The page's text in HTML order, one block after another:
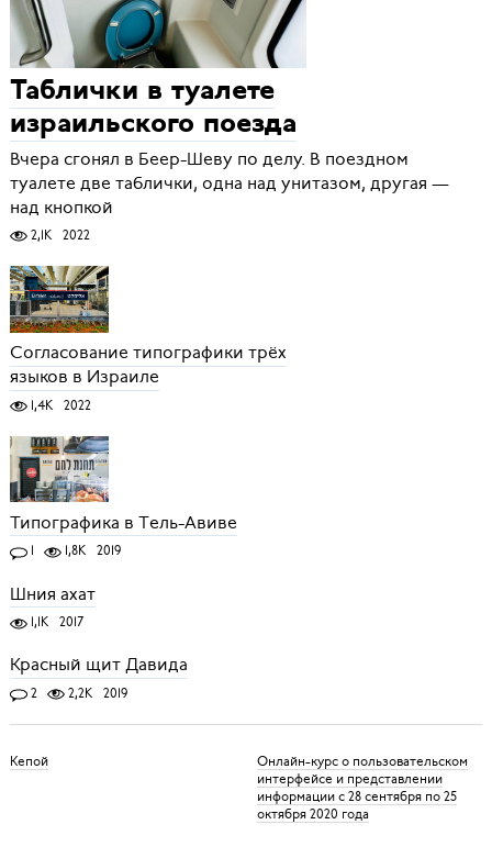
Таблички в туалете
израильского поезда
Вчера сгонял в Беер-Шеву по делу. В поездном
туалете две таблички, одна над унитазом, другая —
над кнопкой
2,1K 2022
Согласование типографики трёх
языков в Израиле
1,4K 2022
Типографика в Тель-Авиве
1 1,8K 2019
Шния ахат
1,1K 2017
Красный щит Давида
2 2,2K 2019
Кепой
Онлайн-курс о пользовательском
интерфейсе и представлении
информации с 28 сентября по 25
октября 2020 года